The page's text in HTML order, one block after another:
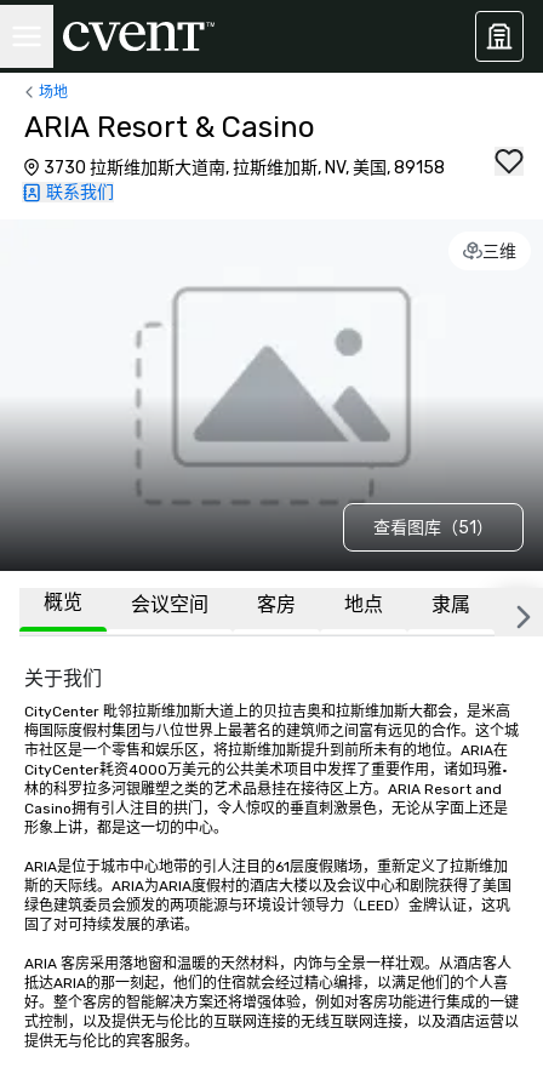
场地
ARIA Resort & Casino
3730 拉斯维加斯大道南, 拉斯维加斯, NV, 美国, 89158
联系我们
三维
查看图库（51）
概览 会议空间 客房 地点 隶属 更
关于我们
CityCenter 毗邻拉斯维加斯大道上的贝拉吉奥和拉斯维加斯大都会，是米高
梅国际度假村集团与八位世界上最著名的建筑师之间富有远见的合作。这个城
市社区是一个零售和娱乐区，将拉斯维加斯提升到前所未有的地位。ARIA在
CityCenter耗资4000万美元的公共美术项目中发挥了重要作用，诸如玛雅·
林的科罗拉多河银雕塑之类的艺术品悬挂在接待区上方。ARIA Resort and
Casino拥有引人注目的拱门，令人惊叹的垂直刺激景色，无论从字面上还是
形象上讲，都是这一切的中心。
ARIA是位于城市中心地带的引人注目的61层度假赌场，重新定义了拉斯维加
斯的天际线。ARIA为ARIA度假村的酒店大楼以及会议中心和剧院获得了美国
绿色建筑委员会颁发的两项能源与环境设计领导力（LEED）金牌认证，这巩
固了对可持续发展的承诺。
ARIA 客房采用落地窗和温暖的天然材料，内饰与全景一样壮观。从酒店客人
抵达ARIA的那一刻起，他们的住宿就会经过精心编排，以满足他们的个人喜
好。整个客房的智能解决方案还将增强体验，例如对客房功能进行集成的一键
式控制，以及提供无与伦比的互联网连接的无线互联网连接，以及酒店运营以
提供无与伦比的宾客服务。